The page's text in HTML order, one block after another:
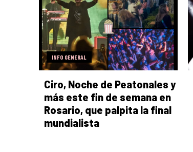
INFO GENERAL
Ciro, Noche de Peatonales y
más este fin de semana en
Rosario, que palpita la final
mundialista